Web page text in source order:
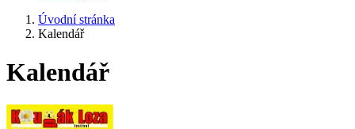
Úvodní stránka
Kalendář
Kalendář